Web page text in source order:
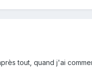
tout, quand j'ai